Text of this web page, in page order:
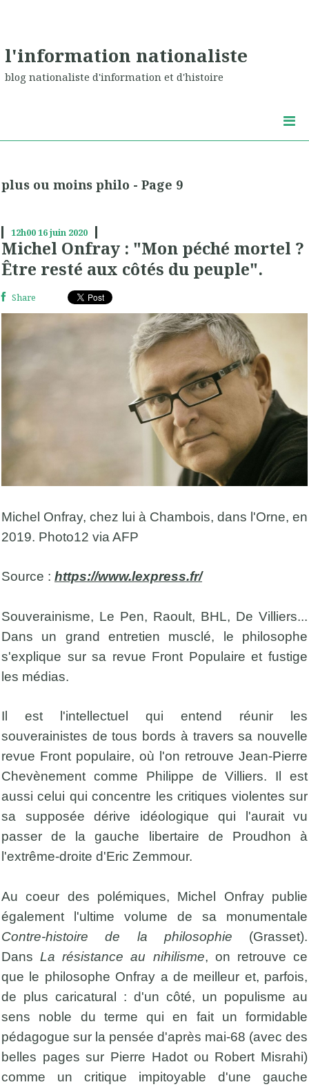
l'information nationaliste
blog nationaliste d'information et d'histoire
plus ou moins philo - Page 9
12h0016juin 2020
Michel Onfray : "Mon péché mortel ?
Être resté aux côtés du peuple".
Share
Michel Onfray, chez lui à Chambois, dans l'Orne, en
2019. Photo12 via AFP
Source : https://www.lexpress.fr/
Souverainisme, Le Pen, Raoult, BHL, De Villiers...
Dans un grand entretien musclé, le philosophe
s'explique sur sa revue Front Populaire et fustige
les médias.
Il est l'intellectuel qui entend réunir les
souverainistes de tous bords à travers sa nouvelle
revue Front populaire, où l'on retrouve Jean-Pierre
Chevènement comme Philippe de Villiers. Il est
aussi celui qui concentre les critiques violentes sur
sa supposée dérive idéologique qui l'aurait vu
passer de la gauche libertaire de Proudhon à
l'extrême-droite d'Eric Zemmour.
Au coeur des polémiques, Michel Onfray publie
également l'ultime volume de sa monumentale
Contre-histoire de la philosophie (Grasset).
DansLa résistance au nihilisme, on retrouve ce
que le philosophe Onfray a de meilleur et, parfois,
de plus caricatural : d'un côté, un populisme au
sens noble du terme qui en fait un formidable
pédagogue sur la pensée d'après mai-68 (avec des
belles pages sur Pierre Hadot ou Robert Misrahi)
comme un critique impitoyable d'une gauche